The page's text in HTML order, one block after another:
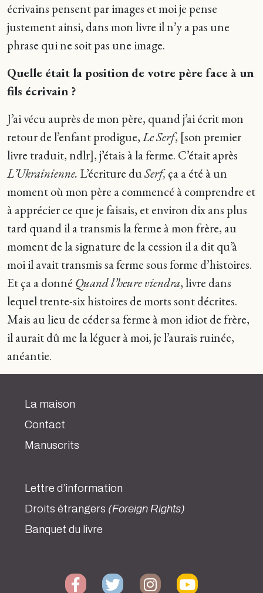
écrivains pensent par images et moi je pense
justement ainsi, dans mon livre il n’y a pas une
phrase qui ne soit pas une image.
Quelle était la position de votre père face à un
fils écrivain ?
J’ai vécu auprès de mon père, quand j’ai écrit mon
retour de l’enfant prodigue,Le Serf, [son premier
livre traduit, ndlr], j’étais à la ferme. C’était après
L’Ukrainienne. L’écriture duSerf,ça a été à un
moment où mon père a commencé à comprendre et
à apprécier ce que je faisais, et environ dix ans plus
tard quand il a transmis la ferme à mon frère, au
moment de la signature de la cession il a dit qu’à
moi il avait transmis sa ferme sous forme d’histoires.
Et ça a donné Quand l’heure viendra, livre dans
lequel trente-six histoires de morts sont décrites.
Mais au lieu de céder sa ferme à mon idiot de frère,
il aurait dû me la léguer à moi, je l’aurais ruinée,
anéantie.
La maison
Contact
Manuscrits
Lettre d’information
Droits étrangers (Foreign Rights)
Banquet du livre